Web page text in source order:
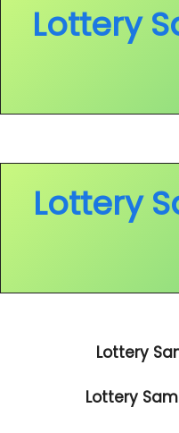
Lottery
Lottery
Lottery
Lottery